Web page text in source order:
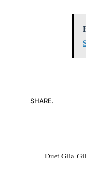
SHARE.
Duet Gila-